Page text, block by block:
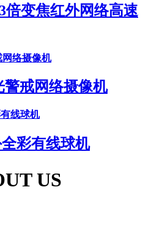
倍变焦红外网络高速
警戒网络摄像机
彩有线球机
US